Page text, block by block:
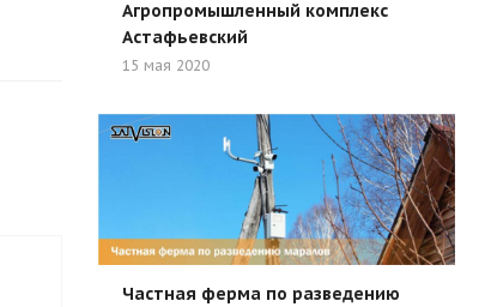
Агропромышленный комплекс
Астафьевский
15 мая 2020
Частная ферма по разведению